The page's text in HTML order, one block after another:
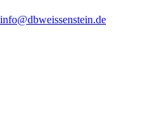
info@dbweissenstein.de